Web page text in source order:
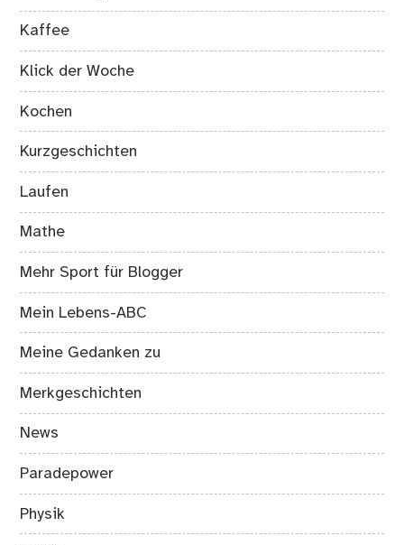
Kaffee
Klick der Woche
Kochen
Kurzgeschichten
Laufen
Mathe
Mehr Sport für Blogger
Mein Lebens-ABC
Meine Gedanken zu
Merkgeschichten
News
Paradepower
Physik